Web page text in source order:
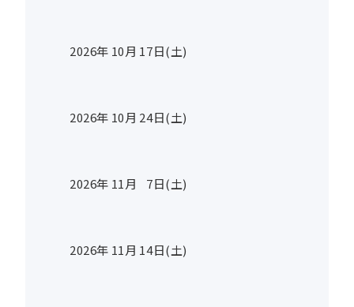
2026年 10月 17日(土)
2026年 10月 24日(土)
2026年 11月 7日(土)
2026年 11月 14日(土)